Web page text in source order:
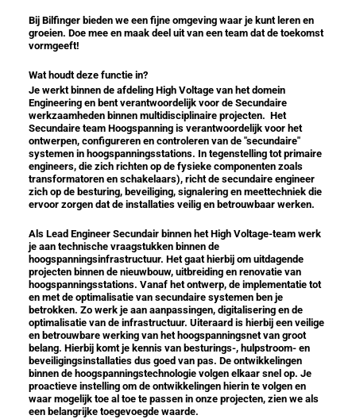
Bij Bilfinger bieden we een fijne omgeving waar je kunt leren en
groeien. Doe mee en maak deel uit van een team dat de toekomst
vormgeeft!
Wat houdt deze functie in?
Je werkt binnen de afdeling High Voltage van het domein
Engineering en bent verantwoordelijk voor de Secundaire
werkzaamheden binnen multidisciplinaire projecten. Het
Secundaire team Hoogspanning is verantwoordelijk voor het
ontwerpen, configureren en controleren van de "secundaire"
systemen in hoogspanningsstations. In tegenstelling tot primaire
engineers, die zich richten op de fysieke componenten zoals
transformatoren en schakelaars), richt de secundaire engineer
zich op de besturing, beveiliging, signalering en meettechniek die
ervoor zorgen dat de installaties veilig en betrouwbaar werken.
Als Lead Engineer Secundair binnen het High Voltage-team werk
je aan technische vraagstukken binnen de
hoogspanningsinfrastructuur. Het gaat hierbij om uitdagende
projecten binnen de nieuwbouw, uitbreiding en renovatie van
hoogspanningsstations. Vanaf het ontwerp, de implementatie tot
en met de optimalisatie van secundaire systemen ben je
betrokken. Zo werk je aan aanpassingen, digitalisering en de
optimalisatie van de infrastructuur. Uiteraard is hierbij een veilige
en betrouwbare werking van het hoogspanningsnet van groot
belang. Hierbij komt je kennis van besturings-, hulpstroom- en
beveiligingsinstallaties dus goed van pas. De ontwikkelingen
binnen de hoogspanningstechnologie volgen elkaar snel op. Je
proactieve instelling om de ontwikkelingen hierin te volgen en
waar mogelijk toe al toe te passen in onze projecten, zien we als
een belangrijke toegevoegde waarde.